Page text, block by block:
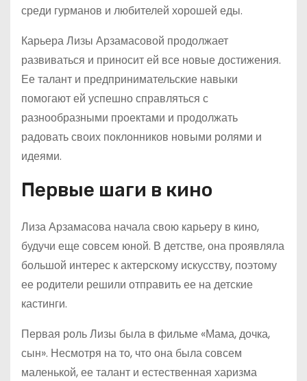
среди гурманов и любителей хорошей еды.
Карьера Лизы Арзамасовой продолжает
развиваться и приносит ей все новые достижения.
Ее талант и предпринимательские навыки
помогают ей успешно справляться с
разнообразными проектами и продолжать
радовать своих поклонников новыми ролями и
идеями.
Первые шаги в кино
Лиза Арзамасова начала свою карьеру в кино,
будучи еще совсем юной. В детстве, она проявляла
большой интерес к актерскому искусству, поэтому
ее родители решили отправить ее на детские
кастинги.
Первая роль Лизы была в фильме «Мама, дочка,
сын». Несмотря на то, что она была совсем
маленькой, ее талант и естественная харизма